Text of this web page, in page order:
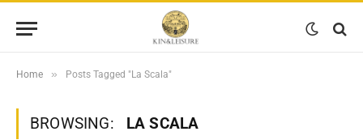
Home » Posts Tagged "La Scala"
BROWSING: LA SCALA